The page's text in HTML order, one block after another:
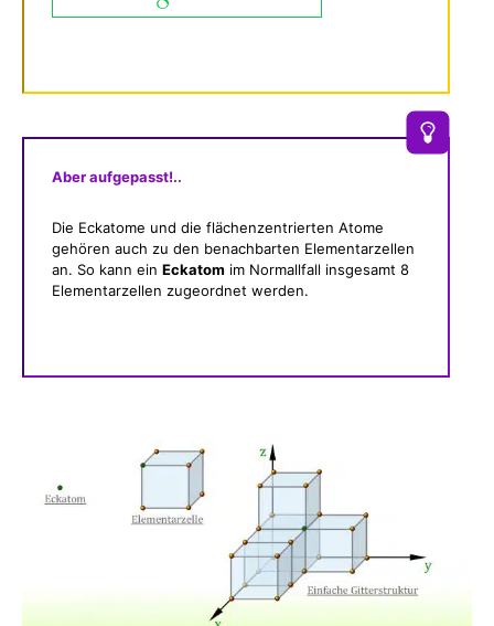
Aber aufgepasst!..
Die Eckatome und die flächenzentrierten Atome
gehören auch zu den benachbarten Elementarzellen
an. So kann ein Eckatom im Normallfall insgesamt 8
Elementarzellen zugeordnet werden.